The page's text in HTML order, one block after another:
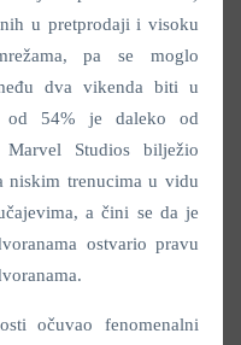
u pretprodaji i visoku
pa se moglo
dva vikenda biti u
od 54% je daleko od
Studios bilježio
niskim trenucima u vidu
a čini se da je
ostvario pravu
očuvao fenomenalni